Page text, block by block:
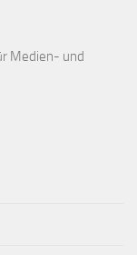
Medien- und